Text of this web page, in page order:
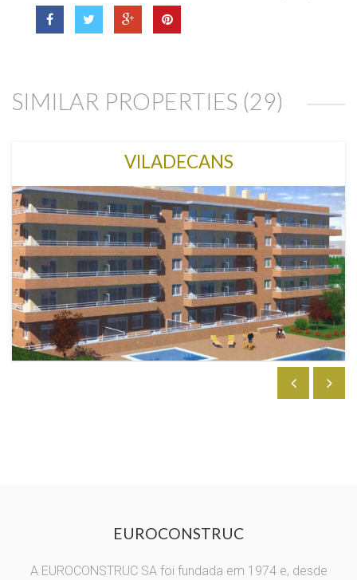
SIMILAR PROPERTIES (29)
VILADECANS
EUROCONSTRUC
A EUROCONSTRUC SA foi fundada em 1974 e, desde